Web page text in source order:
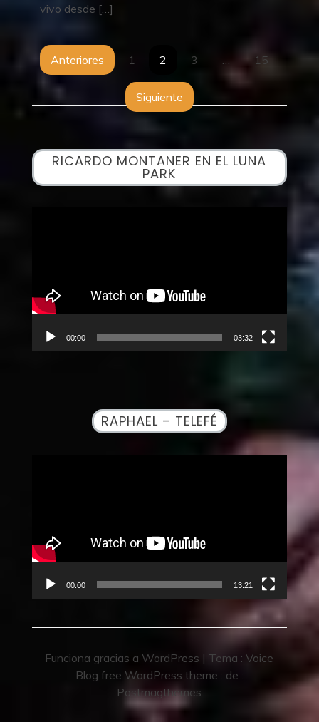
vivo desde […]
Navegación
de
entradas
Anteriores 1 2 3 … 15
Siguiente
RICARDO MONTANER EN EL LUNA
PARK
00:00 03:32
RAPHAEL – TELEFÉ
00:00 13:21
Funciona gracias a WordPress | Tema :Voice
Blog free WordPress theme : de :
Postmagthemes